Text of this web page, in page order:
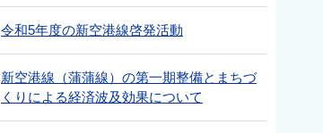
令和5年度の新空港線啓発活動
新空港線（蒲蒲線）の第一期整備とまちづ
くりによる経済波及効果について